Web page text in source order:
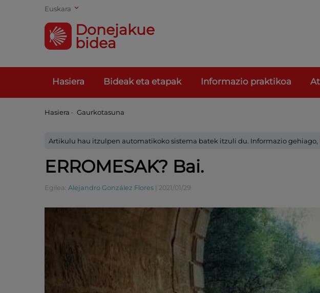
Euskara
Donejakue
bidea
Hasiera Bideak eta etapak Informazio praktikoa
Hasiera · Gaurkotasuna
Artikulu hau itzulpen automatikoko sistema batek itzuli du. Informazio gehiago,
ERROMESAK? Bai.
Egilea: Alejandro González Flores 2021/01/29